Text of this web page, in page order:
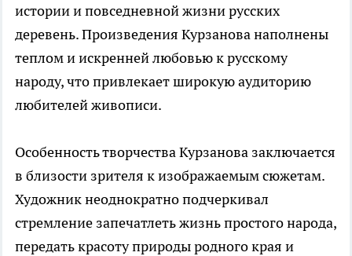
истории и повседневной жизни русских
деревень. Произведения Курзанова наполнены
теплом и искренней любовью к русскому
народу, что привлекает широкую аудиторию
любителей живописи.
Особенность творчества Курзанова заключается
в близости зрителя к изображаемым сюжетам.
Художник неоднократно подчеркивал
стремление запечатлеть жизнь простого народа,
передать красоту природы родного края и